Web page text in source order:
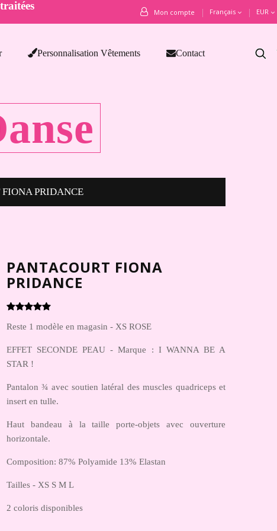
Mon compte Français EUR
Personnalisation Vêtements Contact
FIONA PRIDANCE
PANTACOURT FIONA
PRIDANCE
Reste 1 modèle en magasin - XS ROSE
EFFET SECONDE PEAU - Marque : I WANNA BE A
STAR !
Pantalon ¾ avec soutien latéral des muscles quadriceps et
insert en tulle.
Haut bandeau à la taille porte-objets avec ouverture
horizontale.
Composition: 87% Polyamide 13% Elastan
Tailles - XS S M L
2 coloris disponibles